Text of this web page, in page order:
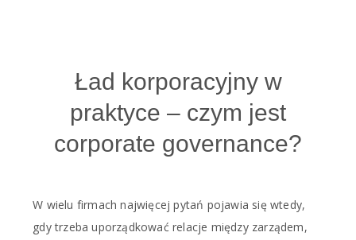
Ład korporacyjny w
praktyce – czym jest
corporate governance?
W wielu firmach najwięcej pytań pojawia się wtedy,
gdy trzeba uporządkować relacje między zarządem,